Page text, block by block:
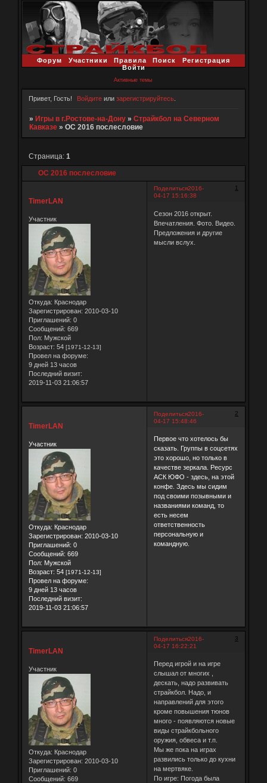
Форум Участники Правила Поиск
Регистрация
Войти
Активные темы
Привет, Гость! Войдите илизарегистрируйтесь
» Игры в г.Ростове-на-Дону » Страйкбол на Северном
Кавказе » ОС 2016 послесловие
ОС 2016 послесловие
Страница: 1
Поделиться 1
2016-
04-17 15:16:38
TimerLAN
Участник
Откуда: Краснодар
Зарегистрирован: 2010-03-10
Приглашений: 0
Сообщений: 669
Пол: Мужской
Возраст: 54 [1971-12-13]
Провел на форуме:
9 дней 13 часов
Последний визит:
2019-11-03 21:06:57
Сезон 2016 открыт.
Впечатления. Фото. Видео.
Предложения и другие
мысли вслух.
Поделиться 2
2016-
04-17 15:48:46
TimerLAN
Участник
Откуда: Краснодар
Зарегистрирован: 2010-03-10
Приглашений: 0
Сообщений: 669
Пол: Мужской
Возраст: 54 [1971-12-13]
Провел на форуме:
9 дней 13 часов
Последний визит:
2019-11-03 21:06:57
Первое что хотелось бы
сказать. Группы в соцсетях
это хорошо, но только в
качестве зеркала. Ресурс
АСК ЮФО - здесь, на этой
конфе. Здесь мы сидим
под своими позывными и
названиями команд, то
есть несем
ответственность
персональную и
командную.
Поделиться 3
2016-
04-17 16:22:21
TimerLAN
Участник
Откуда: Краснодар
Зарегистрирован: 2010-03-10
Приглашений: 0
Сообщений: 669
Перед игрой и на игре
слышал от многих ,
дескать, надо развивать
страйкбол. Надо, и
направлений для этого
кроме повышения тюнов
много - появляются новые
виды страйкбольного
оружия, обвеса и т.п.
Мы же пока на играх
развились только до кухни
на мертвяке.
По игре: Погода была